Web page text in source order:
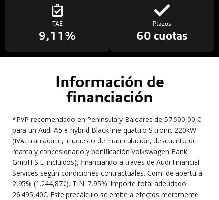
TAE
9,11%
Plazos
60 cuotas
Información de
financiación
*PVP recomendado en Península y Baleares de 57.500,00 €
para un Audi A5 e-hybrid Black line quattro S tronic 220kW
(IVA, transporte, impuesto de matriculación, descuento de
marca y concesionario y bonificación Volkswagen Bank
GmbH S.E. incluidos), financiando a través de Audi Financial
Services según condiciones contractuales. Com. de apertura:
2,95% (1.244,87€). TIN: 7,95%. Importe total adeudado:
26.495,40€. Este precálculo se emite a efectos meramente